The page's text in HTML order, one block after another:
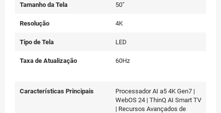
Tamanho da Tela 50"
Resolução 4K
Tipo de Tela LED
Taxa de Atualização 60Hz
Características Principais
Processador AI a5 4K Gen7 |
WebOS 24 | ThinQ AI Smart TV
| Recursos Avançados de